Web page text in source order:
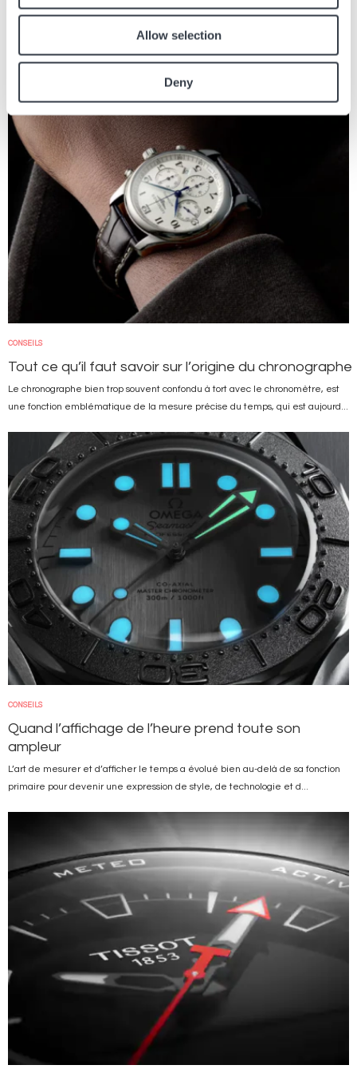
Allow selection
Deny
Articles similaires
CONSEILS
Tout ce qu’il faut savoir sur l’origine du chronographe
Le chronographe bien trop souvent confondu à tort avec le chronomètre, est
une fonction emblématique de la mesure précise du temps, qui est aujourd...
CONSEILS
Quand l’affichage de l’heure prend toute son
ampleur
L’art de mesurer et d’afficher le temps a évolué bien au-delà de sa fonction
primaire pour devenir une expression de style, de technologie et d...